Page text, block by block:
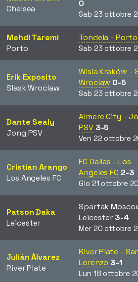
Chelsea
0
Sab 23 ottobre
Mehdi Taremi
Porto
Tondela - Porto
Sab 23 ottobre
Erik Exposito
Slask Wroclaw
Wisla Kraków -
Wroclaw 0-5
Sab 23 ottobre
Dante Sealy
Jong PSV
Almere City -
PSV 3-5
Ven 22 ottobre
Cristian Arango
Los Angeles FC
FC Dallas - Los
Angeles FC 2-3
Gio 21 ottobre
Patson Daka
Leicester
Spartak
Leicester 3-4
Mer 20 ottobre
Julián Álvarez
River Plate
River Plate -
Lorenzo 3-1
Lun 18 ottobre